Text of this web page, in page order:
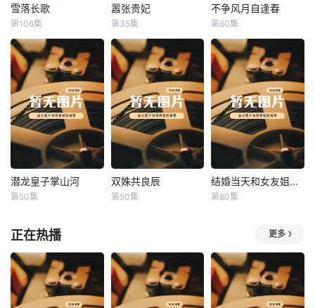
雪落长歌
雪落长歌
第106集
嚣张贵妃
嚣张贵妃
第35集
不争风月自逢春
不争风月自逢春
第60集
潜龙皇子掌山河
潜龙皇子掌山河
第50集
双姝共良辰
双姝共良辰
第50集
结婚当天和女友姐姐一起穿越了 结婚当天和女友姐姐一起穿越了
第80集
正在热播 更多